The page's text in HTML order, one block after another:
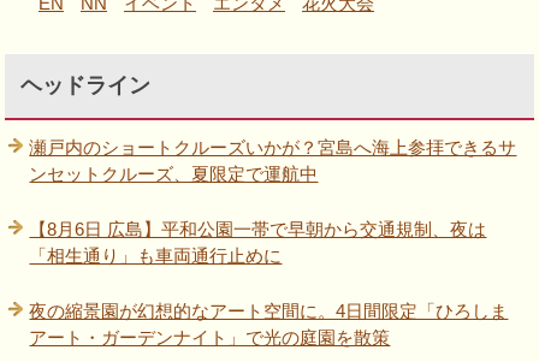
ヘッドライン
瀬戸内のショートクルーズいかが？宮島へ海上参拝できるサ
ンセットクルーズ、夏限定で運航中
【8月6日 広島】平和公園一帯で早朝から交通規制、夜は
「相生通り」も車両通行止めに
夜の縮景園が幻想的なアート空間に。4日間限定「ひろしま
アート・ガーデンナイト」で光の庭園を散策